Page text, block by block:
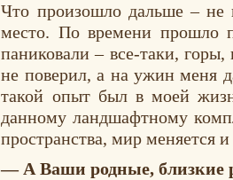
Что произошло дальше – не
место. По времени прошло
паниковали – все-таки,
не поверил, а на ужин меня
такой опыт был в моей
данному ландшафтному
пространства, мир меняется
— А Ваши родные, близкие